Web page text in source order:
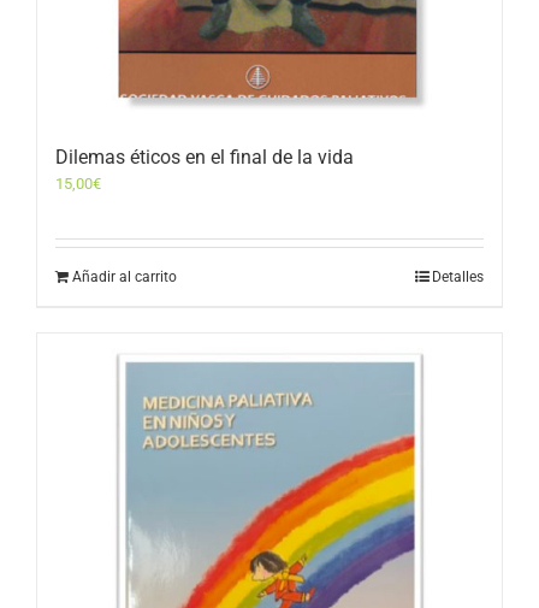
Dilemas éticos en el final de la vida
15,00€
Añadir al carrito Detalles